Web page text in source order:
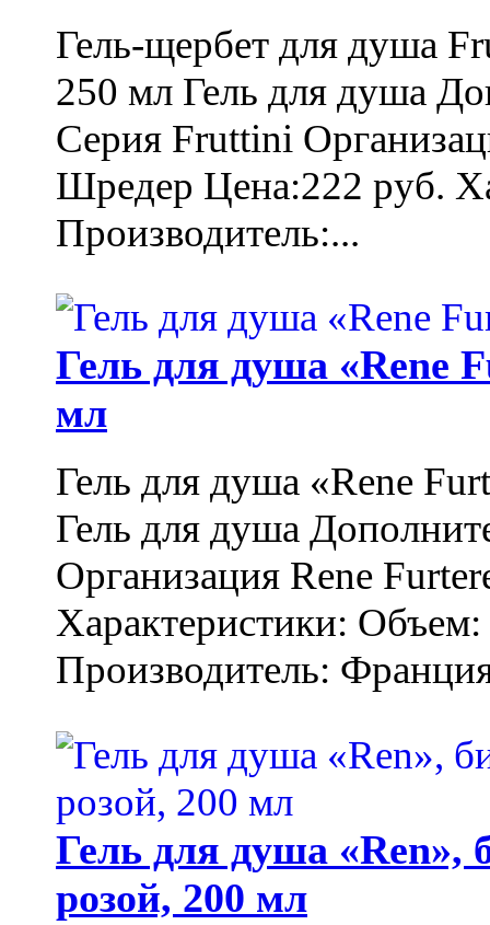
Гель-щербет для душа
250 мл Гель для душа
Серия Fruttini
Шредер Цена:222 руб.
Производитель:...
Гель для душа «Rene
мл
Гель для душа «Rene
Гель для душа
Организация Rene
Характеристики:
Производитель:
Гель для душа «Ren»,
розой, 200 мл